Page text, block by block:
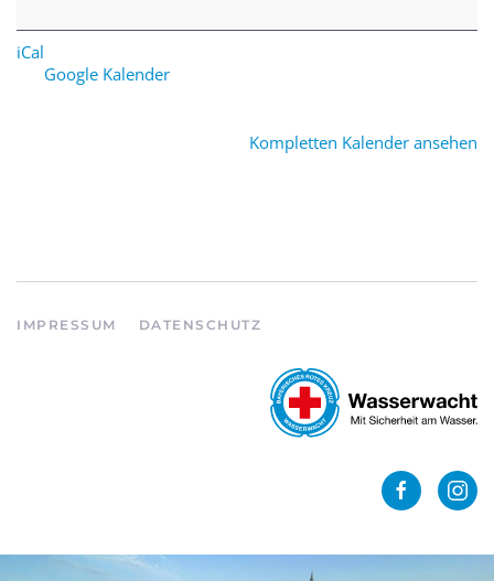
Vorstandschaft
iCal
Google Kalender
Kompletten Kalender ansehen
IMPRESSUM DATENSCHUTZ